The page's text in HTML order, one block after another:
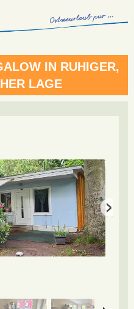
IN RUHIGER,
LAGE